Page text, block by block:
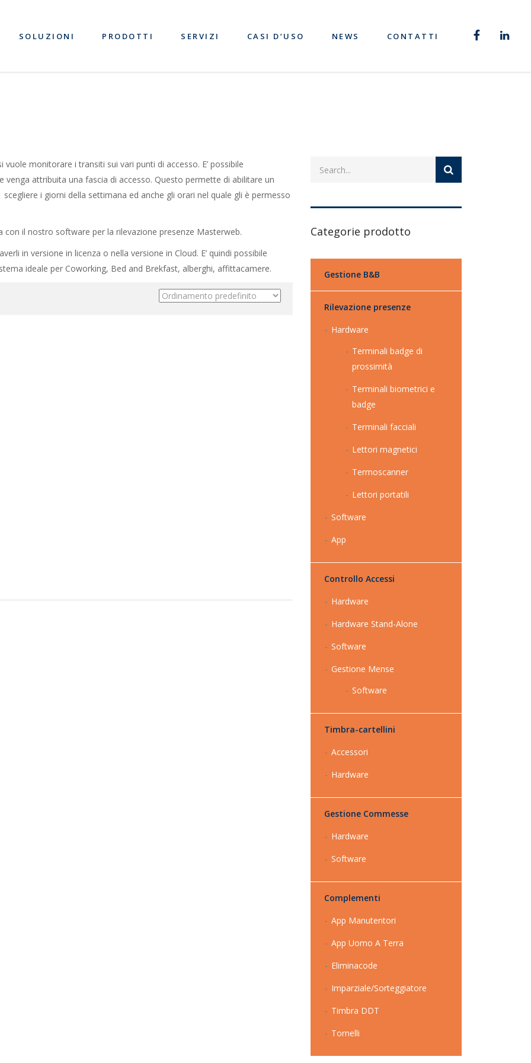
SOLUZIONI PRODOTTI SERVIZI CASI D’USO NEWS CONTATTI
monitorare i transiti sui vari punti di accesso. E’ possibile
attribuita una fascia di accesso. Questo permette di abilitare un
i giorni della settimana ed anche gli orari nel quale gli è permesso
con il nostro software per la rilevazione presenze Masterweb.
in versione in licenza o nella versione in Cloud. E’ quindi possibile
ideale per Coworking, Bed and Brekfast, alberghi, affittacamere.
Categorie prodotto
Gestione B&B
Rilevazione presenze
Hardware
Terminali badge di
prossimità
Terminali biometrici e
badge
Terminali facciali
Lettori magnetici
Termoscanner
Lettori portatili
Software
App
Controllo Accessi
Hardware
Hardware Stand-Alone
Software
Gestione Mense
Software
Timbra-cartellini
Accessori
Hardware
Gestione Commesse
Hardware
Software
Complementi
App Manutentori
App Uomo A Terra
Eliminacode
Imparziale/Sorteggiatore
Timbra DDT
Tornelli